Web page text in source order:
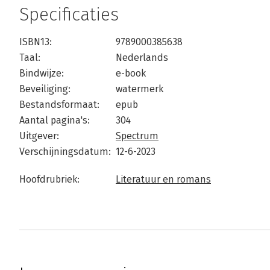
Specificaties
ISBN13:
9789000385638
Taal:
Nederlands
Bindwijze:
e-book
Beveiliging:
watermerk
Bestandsformaat:
epub
Aantal pagina's:
304
Uitgever:
Spectrum
Verschijningsdatum: 12-6-2023
Hoofdrubriek: Literatuur en romans